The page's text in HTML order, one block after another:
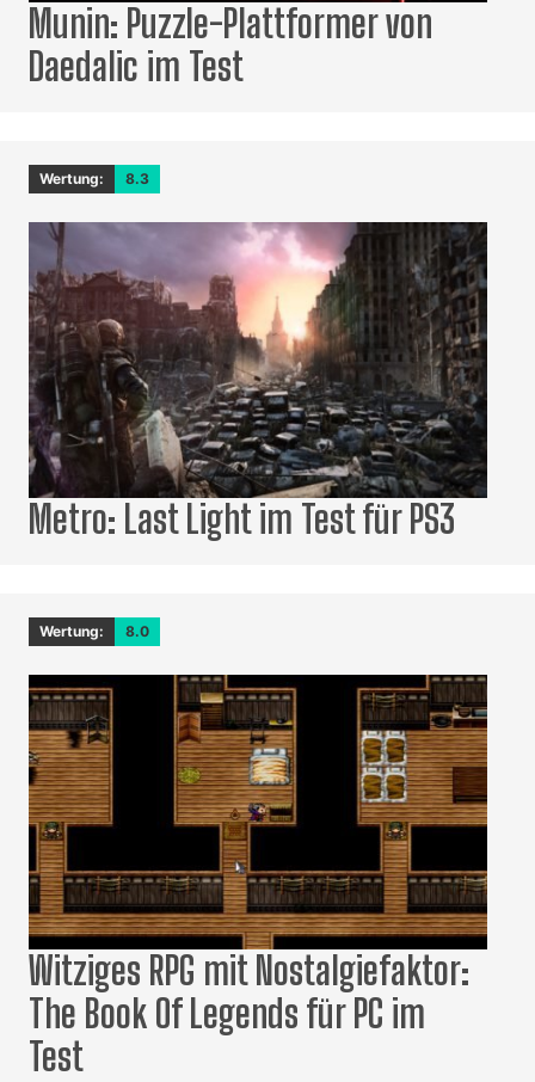
Munin: Puzzle-Plattformer von
Daedalic im Test
Wertung: 8.3
Metro: Last Light im Test für PS3
Wertung: 8.0
Witziges RPG mit Nostalgiefaktor:
The Book Of Legends für PC im
Test